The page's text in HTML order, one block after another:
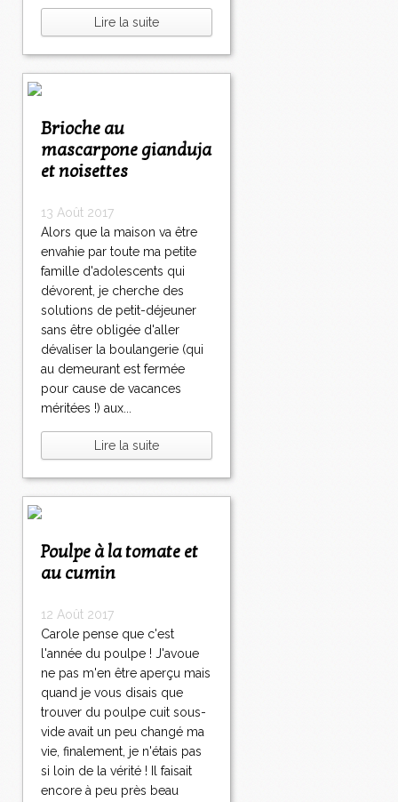
Lire la suite
Brioche au
mascarpone gianduja
et noisettes
13 Août 2017
Alors que la maison va être
envahie par toute ma petite
famille d'adolescents qui
dévorent, je cherche des
solutions de petit-déjeuner
sans être obligée d'aller
dévaliser la boulangerie (qui
au demeurant est fermée
pour cause de vacances
méritées !) aux...
Lire la suite
Poulpe à la tomate et
au cumin
12 Août 2017
Carole pense que c'est
l'année du poulpe ! J'avoue
ne pas m'en être aperçu mais
quand je vous disais que
trouver du poulpe cuit sous-
vide avait un peu changé ma
vie, finalement, je n'étais pas
si loin de la vérité ! Il faisait
encore à peu près beau